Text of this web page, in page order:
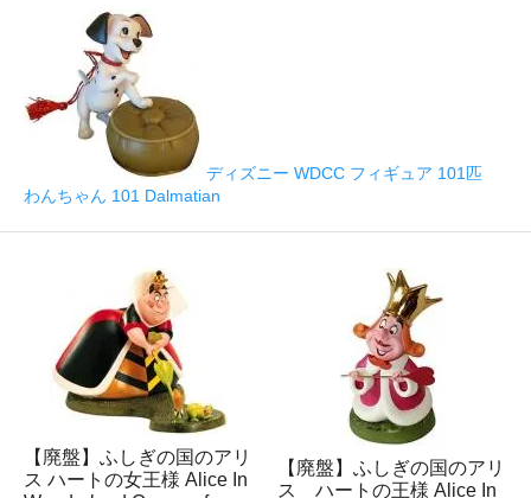
ディズニー WDCC フィギュア 101匹
わんちゃん 101 Dalmatian
【廃盤】ふしぎの国のアリ
ス ハートの女王様 Alice In
【廃盤】ふしぎの国のアリ
ス ハートの王様 Alice In